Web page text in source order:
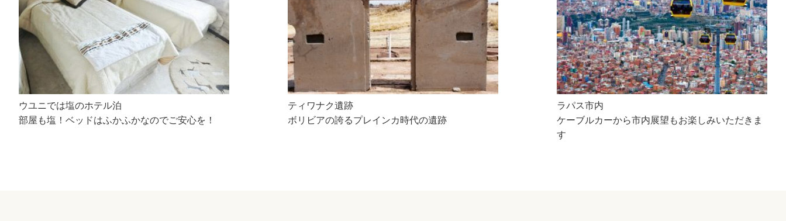
ウユニでは塩のホテル泊
部屋も塩！ベッドはふかふかなのでご安心を！
ティワナク遺跡
ボリビアの誇るプレインカ時代の遺跡
ラパス市内
ケーブルカーから市内展望もお楽しみいただきま
す